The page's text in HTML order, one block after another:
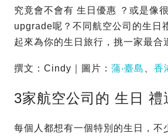
究竟會不會有 生日優惠 ？或是像
upgrade呢？不同航空公司的生日
起來為你的生日旅行，挑一家最合
撰文：Cindy｜圖片： 蒲‧臺島 香
3家航空公司的 生日 禮
每個人都想有一個特別的生日，不